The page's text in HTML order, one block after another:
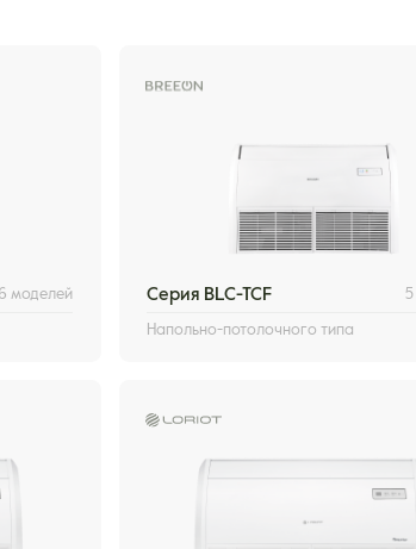
моделей Серия BLC-TCF
Напольно-потолочного типа